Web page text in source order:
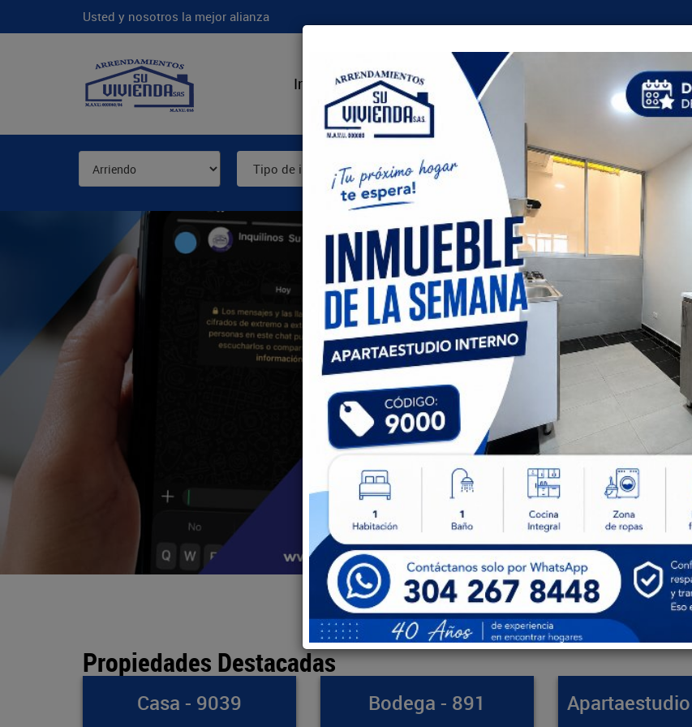
Usted y nosotros la mejor alianza
Inicio Nosotros Ventas Noticias
Tipo de inmueble Todas las ciudades
Propiedades Destacadas
Bodega - 891 Apartaestudio - 61412